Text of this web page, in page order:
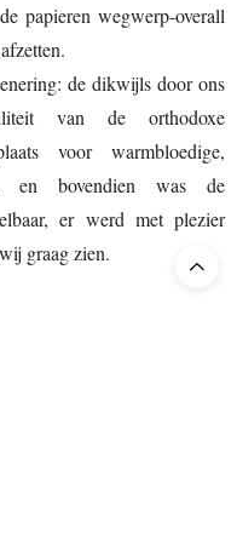
papieren wegwerp-overall
de dikwijls door ons
van de orthodoxe
voor warmbloedige,
en bovendien was de
er werd met plezier
graag zien.